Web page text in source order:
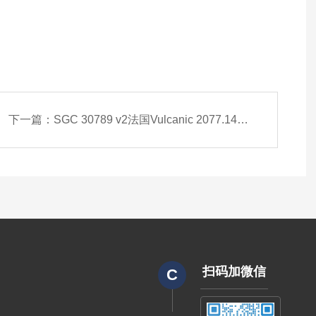
下一篇： SGC 30789 v2法国Vulcanic 2077.14工业加热器模块
C 扫码加微信